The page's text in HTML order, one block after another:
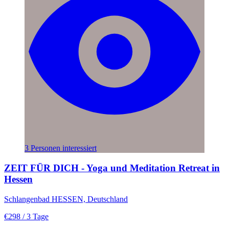
3 Personen interessiert
ZEIT FÜR DICH - Yoga und Meditation Retreat in
Hessen
Schlangenbad HESSEN, Deutschland
€298 / 3 Tage